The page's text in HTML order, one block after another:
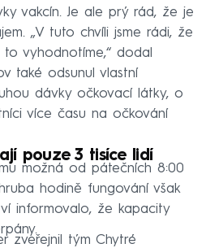
vakcín. Je ale prý rád, že je
„V tuto chvíli jsme rádi, že
vyhodnotíme,“ dodal
také odsunul vlastní
dávky očkovací látky, o
více času na očkování
pouze 3 tisíce lidí
možná od pátečních 8:00
hodině fungování však
informovalo, že kapacity
zveřejnil tým Chytré